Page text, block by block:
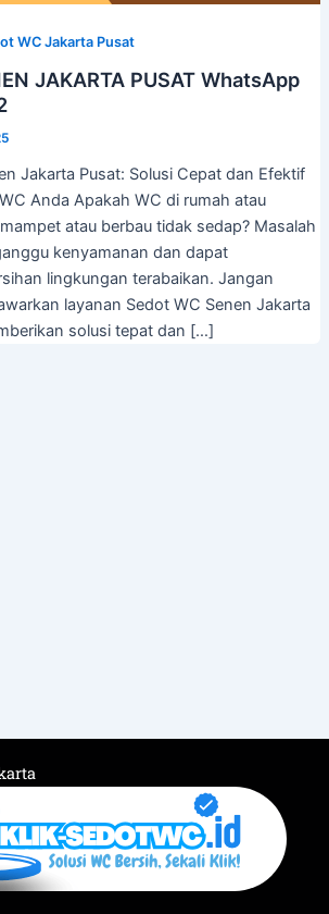
WC Jakarta Pusat
JAKARTA PUSAT WhatsApp
Jakarta Pusat: Solusi Cepat dan Efektif
Anda Apakah WC di rumah atau
atau berbau tidak sedap? Masalah
kenyamanan dan dapat
lingkungan terabaikan. Jangan
layanan Sedot WC Senen Jakarta
solusi tepat dan […]